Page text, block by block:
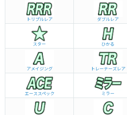
トリプルレア ダブルレア
スター ひかる
アメイジング トレーナーズレア
エーススペック ミラー